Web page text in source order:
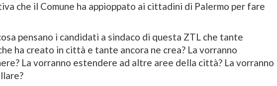
che il Comune ha appioppato ai cittadini di Palermo per fare
pensano i candidati a sindaco di questa ZTL che tante
ha creato in città e tante ancora ne crea? La vorranno
La vorranno estendere ad altre aree della città? La vorranno